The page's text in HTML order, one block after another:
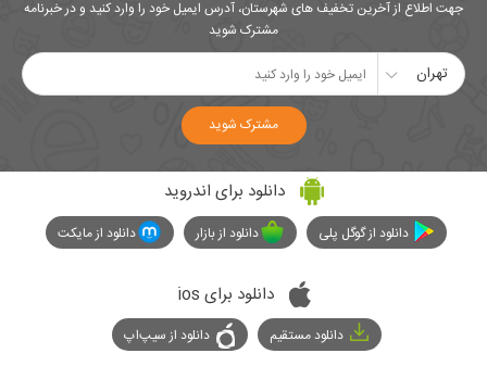
جهت اطلاع از آخرین تخفیف های شهرستان، آدرس ایمیل خود را وارد کنید و در خبرنامه
مشترک شوید
تهران
مشترک شوید
دانلود برای اندروید
دانلود از گوگل پلی دانلود از بازار دانلود از مایکت
دانلود برای ios
دانلود مستقیم دانلود از سیپ‌اپ